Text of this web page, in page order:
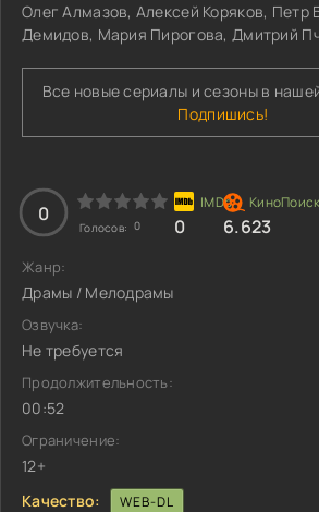
Олег Алмазов, Алексей Коряков, Петр
Демидов, Мария Пирогова, Дмитрий
Все новые сериалы и сезоны в
Подпишись!
0
Голосов: 0 0 6.623
Жанр:
Драмы / Мелодрамы
Озвучка:
Не требуется
Продолжительность:
00:52
Ограничение:
12+
Качество:
WEB-DL